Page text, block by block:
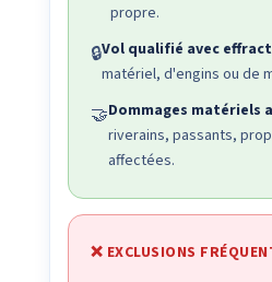
propre.
🔒Vol qualifié avec
matériel, d'engins ou de
🤝Dommages matériels
riverains, passants,
affectées.
❌ EXCLUSIONS